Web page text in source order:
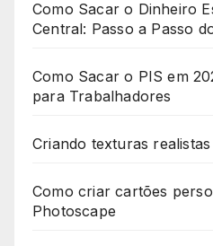
Como Sacar o Dinheiro
Central: Passo a Passo
Como Sacar o PIS em
para Trabalhadores
Criando texturas
Como criar cartões
Photoscape